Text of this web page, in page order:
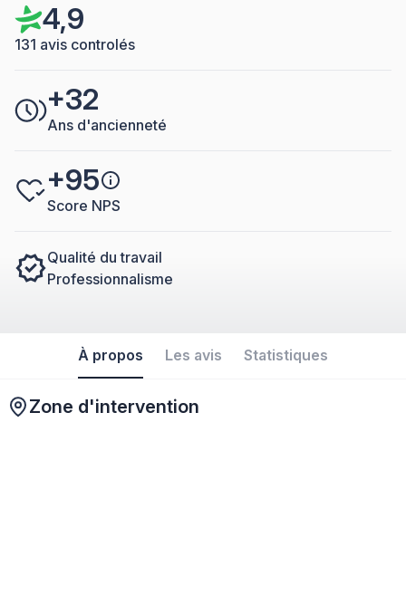
4,9
131 avis controlés
+32
Ans d'ancienneté
+95
Score NPS
Qualité du travail
Professionnalisme
À propos Les avis Statistiques
Zone d'intervention